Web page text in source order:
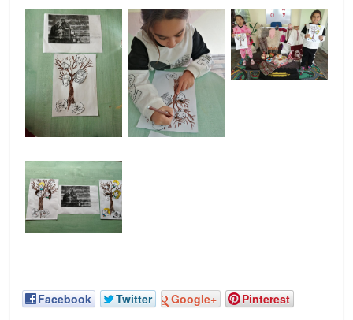
Facebook Twitter Google+ Pinterest